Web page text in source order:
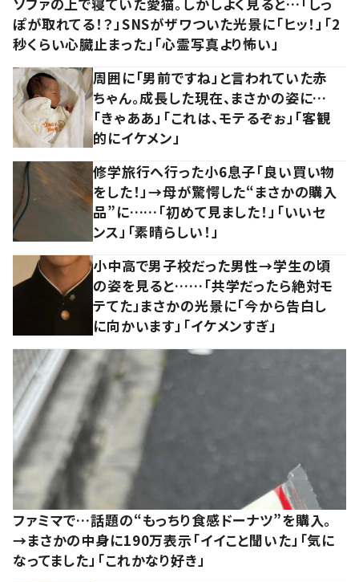
ぽが取れてる！？」SNSがザワついた光景に「ヒッ！」「2
秒くらい心臓止まった」「心霊写真より怖い」
周囲に「男前ですね」と言われていた赤
ちゃん。成長した現在、まさかの姿に…
「きゃああ」「これは、モテるぞぉ」「客観
的にイケメン」
修学旅行へ行った小6息子「良い買い物
をした！」→母が驚愕した“まさかの購入
品”に……「初めて見ました！」「いいセ
ンス」「素晴らしい！」
小中高で男子校だった男性→学生の頃
の姿を見ると……「共学だったら絶対モ
テてた」まさかの光景に「今から告白し
に向かいます」「イケメンすぎ」
ファミマで…話題の“もっちり食感ドーナツ”を購入。
→まさかの中身に190万表示「イイこと聞いた」「気に
なってました」「これかなり好き」